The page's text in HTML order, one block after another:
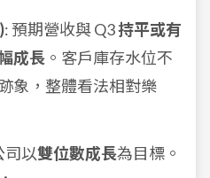
: 預期營收與 Q3持平或有
成長 。客戶庫存水位不
象，整體看法相對樂
司以雙位數成長為目標。